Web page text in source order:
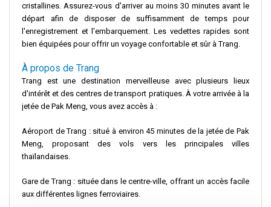
cristallines. Assurez-vous d'arriver au moins 30 minutes avant le
départ afin de disposer de suffisamment de temps pour
l'enregistrement et l'embarquement. Les vedettes rapides sont
bien équipées pour offrir un voyage confortable et sûr à Trang.
À propos de Trang
Trang est une destination merveilleuse avec plusieurs lieux
d'intérêt et des centres de transport pratiques. À votre arrivée à la
jetée de Pak Meng, vous avez accès à :
Aéroport de Trang : situé à environ 45 minutes de la jetée de Pak
Meng, proposant des vols vers les principales villes
thaïlandaises.
Gare de Trang : située dans le centre-ville, offrant un accès facile
aux différentes lignes ferroviaires.